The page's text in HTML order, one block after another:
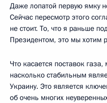
Даже лопатой первую ямку
Сейчас пересмотр этого
не стоит. То, что я раньше
Президентом, это мы хотим
Что касается поставок
насколько стабильным
Украину. Это является
об очень многих